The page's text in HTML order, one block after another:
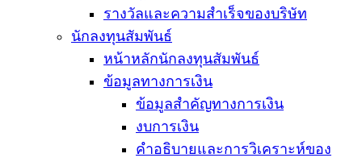
รางวัลและความสำเร็จของบริษัท
นักลงทุนสัมพันธ์
หน้าหลักนักลงทุนสัมพันธ์
ข้อมูลทางการเงิน
ข้อมูลสำคัญทางการเงิน
งบการเงิน
คำอธิบายและการวิเคราะห์ของ